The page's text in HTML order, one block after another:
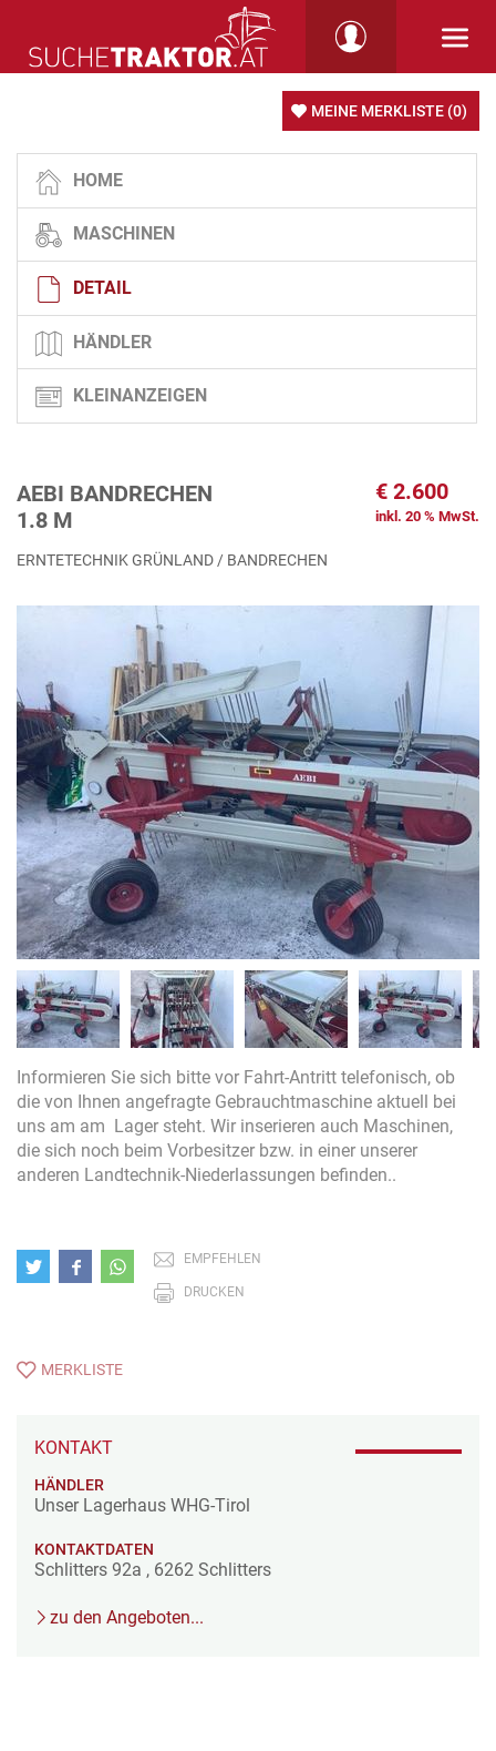
MEINE MERKLISTE (0)
HOME
MASCHINEN
DETAIL
HÄNDLER
KLEINANZEIGEN
AEBI BANDRECHEN
1.8 M
€ 2.600
inkl. 20 % MwSt.
ERNTETECHNIK GRÜNLAND / BANDRECHEN
Informieren Sie sich bitte vor Fahrt-Antritt telefonisch, ob
die von Ihnen angefragte Gebrauchtmaschine aktuell bei
uns am am Lager steht. Wir inserieren auch Maschinen,
die sich noch beim Vorbesitzer bzw. in einer unserer
anderen Landtechnik-Niederlassungen befinden..
EMPFEHLEN
DRUCKEN
MERKLISTE
KONTAKT
HÄNDLER
Unser Lagerhaus WHG-Tirol
KONTAKTDATEN
Schlitters 92a , 6262 Schlitters
zu den Angeboten...